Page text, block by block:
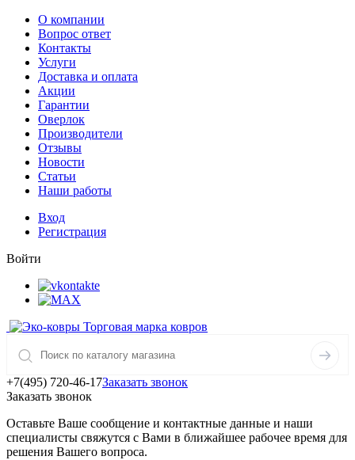
О компании
Вопрос ответ
Контакты
Услуги
Доставка и оплата
Акции
Гарантии
Оверлок
Производители
Отзывы
Новости
Статьи
Наши работы
Вход
Регистрация
Войти
Торговая марка ковров
+7(495) 720-46-17Заказать звонок
Заказать звонок
Оставьте Ваше сообщение и контактные данные и наши
специалисты свяжутся с Вами в ближайшее рабочее время для
решения Вашего вопроса.